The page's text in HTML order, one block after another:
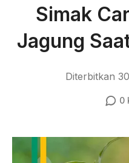
Simak
Jagung
Diterbitkan
0